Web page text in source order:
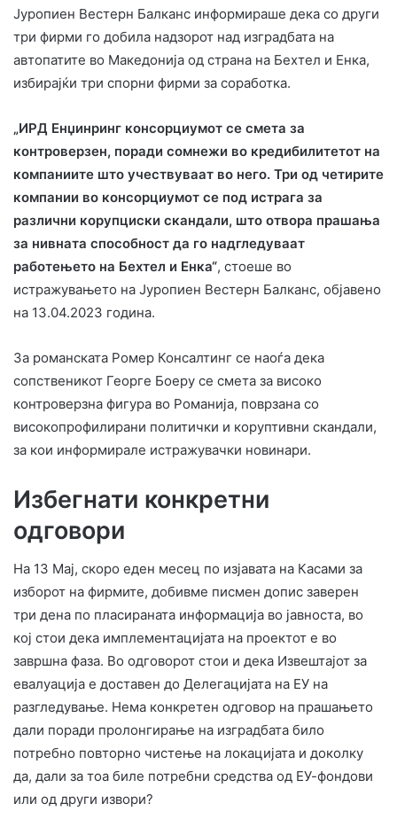
Јуропиен Вестерн Балканс информираше дека со други
три фирми го добила надзорот над изградбата на
автопатите во Македонија од страна на Бехтел и Енка,
избирајќи три спорни фирми за соработка.
„ИРД Енџинринг консорциумот се смета за
контроверзен, поради сомнежи во кредибилитетот на
компаниите што учествуваат во него. Три од четирите
компании во консорциумот се под истрага за
различни корупциски скандали, што отвора прашања
за нивната способност да го надгледуваат
работењето на Бехтел и Енка“, стоеше во
истражувањето на Јуропиен Вестерн Балканс, објавено
на 13.04.2023 година.
За романската Ромер Консалтинг се наоѓа дека
сопственикот Георге Боеру се смета за високо
контроверзна фигура во Романија, поврзана со
високопрофилирани политички и коруптивни скандали,
за кои информирале истражувачки новинари.
Избегнати конкретни
одговори
На 13 Мај, скоро еден месец по изјавата на Касами за
изборот на фирмите, добивме писмен допис заверен
три дена по пласираната информација во јавноста, во
кој стои дека имплементацијата на проектот е во
завршна фаза. Во одговорот стои и дека Извештајот за
евалуација е доставен до Делегацијата на ЕУ на
разгледување. Нема конкретен одговор на прашањето
дали поради пролонгирање на изградбата било
потребно повторно чистење на локацијата и доколку
да, дали за тоа биле потребни средства од ЕУ-фондови
или од други извори?